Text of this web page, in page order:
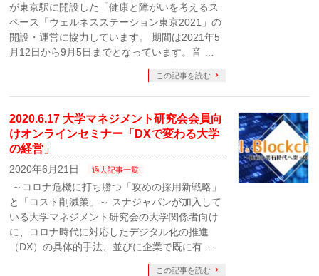
が東京駅に開設した「健康と障がいを考えるス
ペース「ウェルネスステーション東京2021」の
開設・運営に協力しています。 期間は2021年5
月12日から9月5日までとなっています。音 …
この記事を読む
2020.6.17 大学マネジメント研究会会員向
けオンラインセミナー「DXで変わる大学
の経営」
2020年6月21日 過去記事一覧
～コロナ危機に打ち勝つ「攻めの採用新戦略」
と「コスト削減策」～ スナジャパンが加入して
いる大学マネジメント研究会の大学関係者向け
に、コロナ時代に対応したデジタル化の推進
（DX）の具体的手法、並びに企業で既に有 …
この記事を読む